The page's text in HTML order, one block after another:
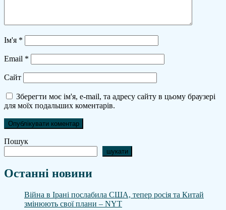
Ім'я *
Email *
Сайт
Зберегти моє ім'я, e-mail, та адресу сайту в цьому браузері
для моїх подальших коментарів.
Пошук
шукати
Останні новини
Війна в Ірані послабила США, тепер росія та Китай
змінюють свої плани – NYT